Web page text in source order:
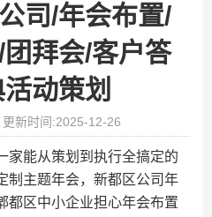
司/年会布置/
拜会/客户答
动策划
更新时间:2025-12-26
家能从策划到执行全搞定的
制主题年会，新都区公司年
都区中小企业担心年会布置